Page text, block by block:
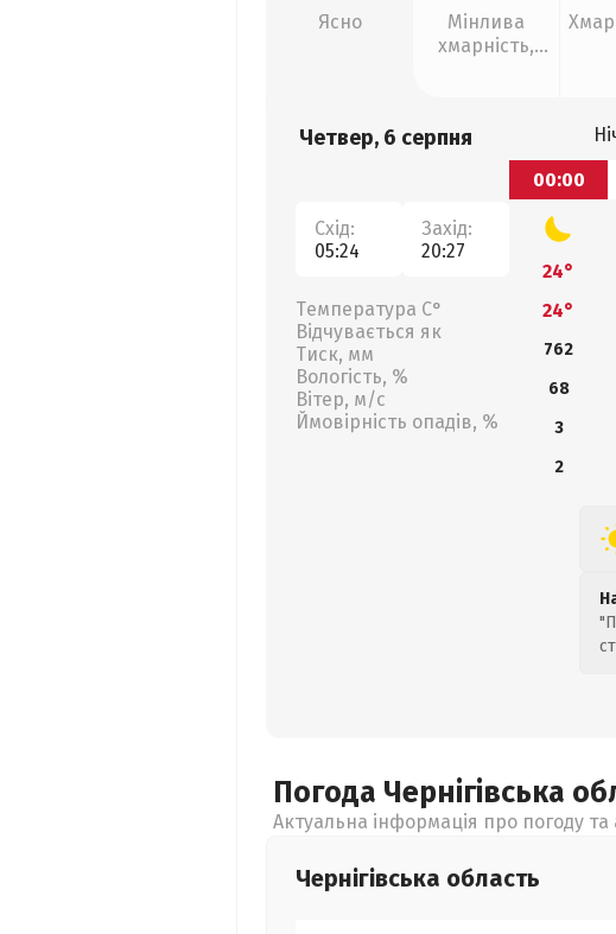
Ясно
Мінлива
хмарність,
Четвер, 6 серпня
Схід:
05:24
Захід:
20:27
Температура С°
Відчувається як
Тиск, мм
Вологість, %
Вітер, м/с
Ймовірність опадів, %
00:00
24°
24°
762
68
3
2
Погода Чернігівська
Актуальна інформація про погоду
Чернігівська область